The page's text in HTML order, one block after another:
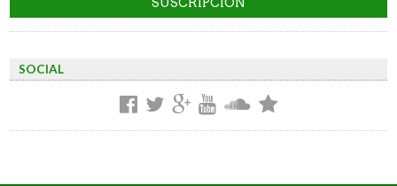
SOCIAL